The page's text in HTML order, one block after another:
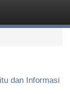
dan Informasi